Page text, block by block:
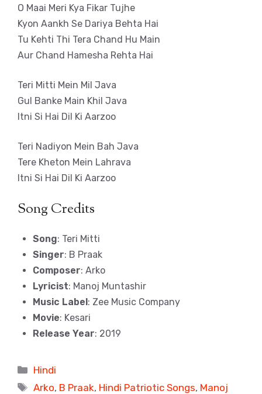
O Maai Meri Kya Fikar Tujhe
Kyon Aankh Se Dariya Behta Hai
Tu Kehti Thi Tera Chand Hu Main
Aur Chand Hamesha Rehta Hai
Teri Mitti Mein Mil Java
Gul Banke Main Khil Java
Itni Si Hai Dil Ki Aarzoo
Teri Nadiyon Mein Bah Java
Tere Kheton Mein Lahrava
Itni Si Hai Dil Ki Aarzoo
Song Credits
Song: Teri Mitti
Singer: B Praak
Composer: Arko
Lyricist: Manoj Muntashir
Music Label: Zee Music Company
Movie: Kesari
Release Year: 2019
Categories
Hindi
Tags
Arko, B Praak, Hindi Patriotic Songs, Manoj